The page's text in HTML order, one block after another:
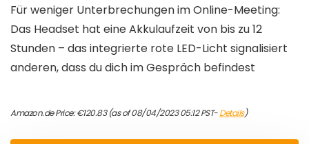
Für weniger Unterbrechungen im Online-Meeting:
Das Headset hat eine Akkulaufzeit von bis zu 12
Stunden – das integrierte rote LED-Licht signalisiert
anderen, dass du dich im Gespräch befindest
Amazon.de Price:€120.83(as of 08/04/2023 05:12 PST-Details)